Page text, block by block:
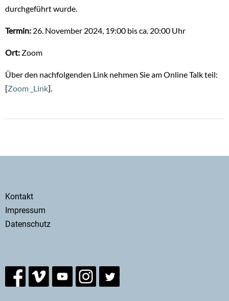
durchgeführt wurde.
Termin: 26. November 2024, 19:00 bis ca. 20:00 Uhr
Ort: Zoom
Über den nachfolgenden Link nehmen Sie am Online Talk teil:
[Zoom _Link].
Secondary
menu
Kontakt
Impressum
Datenschutz